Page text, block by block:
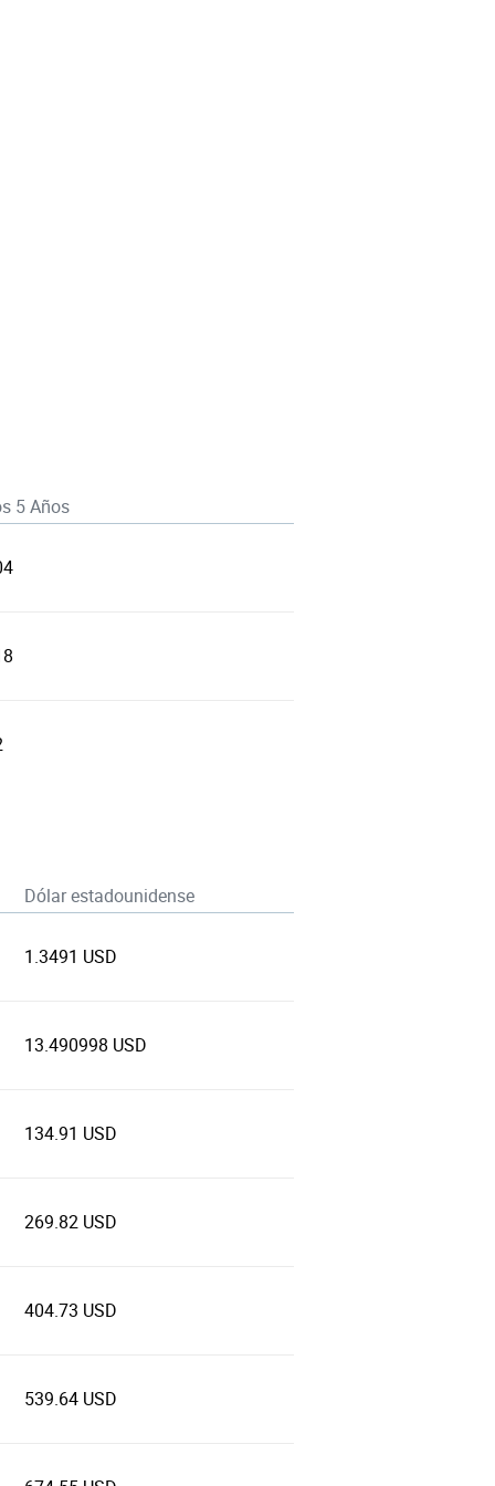
5 Años
Dólar estadounidense
1.3491 USD
13.490998 USD
134.91 USD
269.82 USD
404.73 USD
539.64 USD